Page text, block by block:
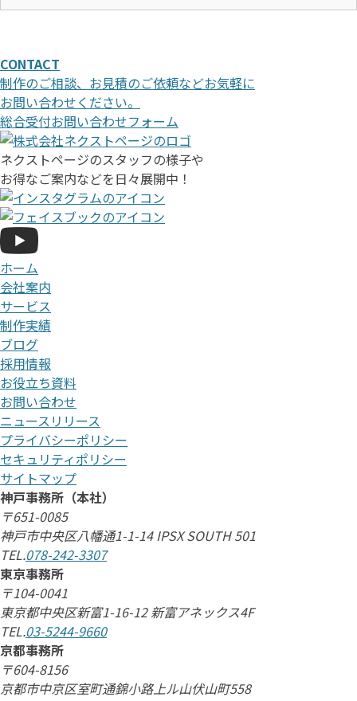
CONTACT
制作のご相談、お見積のご依頼などお気軽に
お問い合わせください。
総合受付お問い合わせフォーム
ネクストページのスタッフの様子や
お得なご案内などを日々展開中！
ホーム
会社案内
サービス
制作実績
ブログ
採用情報
お役立ち資料
お問い合わせ
ニュースリリース
プライバシーポリシー
セキュリティポリシー
サイトマップ
神戸事務所（本社）
〒651-0085
神戸市中央区八幡通1-1-14 IPSX SOUTH 501
TEL.078-242-3307
東京事務所
〒104-0041
東京都中央区新富1-16-12 新富アネックス4F
TEL.03-5244-9660
京都事務所
〒604-8156
京都市中京区室町通錦小路上ル山伏山町558